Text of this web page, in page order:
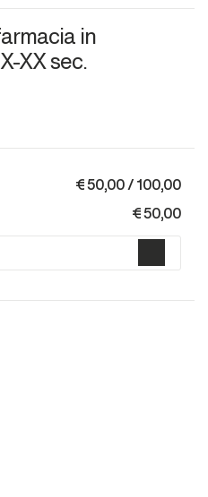
in
XX sec.
€ 50,00 / 100,00
€ 50,00